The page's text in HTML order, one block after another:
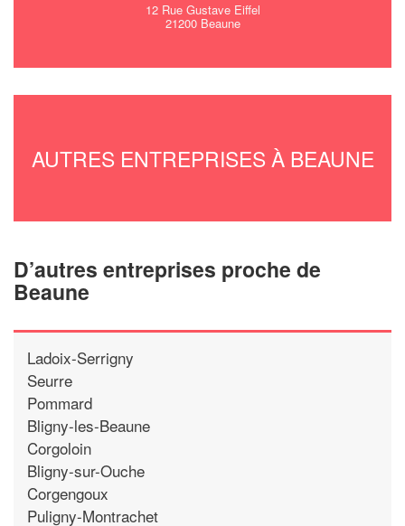
12 Rue Gustave Eiffel
21200 Beaune
AUTRES ENTREPRISES À BEAUNE
D’autres entreprises proche de
Beaune
Ladoix-Serrigny
Seurre
Pommard
Bligny-les-Beaune
Corgoloin
Bligny-sur-Ouche
Corgengoux
Puligny-Montrachet